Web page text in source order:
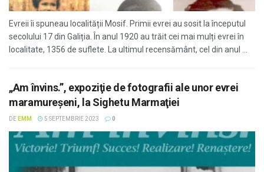
Evreii îi spuneau localității Mosif. Primii evrei au sosit la începutul
secolului 17 din Galiția. În anul 1920 au trăit cei mai mulți evrei în
localitate, 1356 de suflete. La ultimul recensământ, cel din anul ...
„Am învins.”, expoziţie de fotografii ale unor evrei
maramureșeni, la Sighetu Marmaţiei
DE EMM 5 SEPTEMBRIE 2023 0